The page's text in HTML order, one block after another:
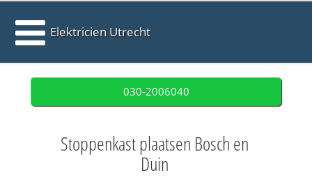
Elektricien Utrecht
030-2006040
Stoppenkast plaatsen Bosch en
Duin